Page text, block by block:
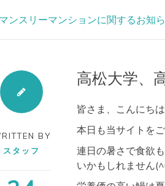
ンスリーマンションに関するお知
BY
スタッフ
高松大学、
皆さま、こんにち
本日も当サイトを
連日の暑さで食欲
いかもしれません